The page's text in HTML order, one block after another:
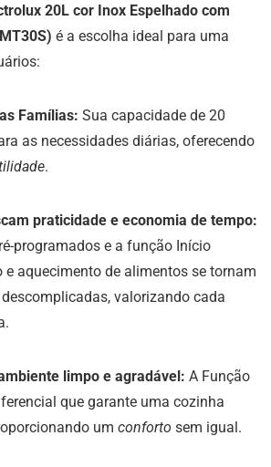
20L cor Inox Espelhado com
é a escolha ideal para uma
Famílias: Sua capacidade de 20
as necessidades diárias, oferecendo
.
praticidade e economia de tempo:
programados e a função Início
e aquecimento de alimentos se tornam
valorizando cada
limpo e agradável: A Função
que garante uma cozinha
um conforto sem igual.